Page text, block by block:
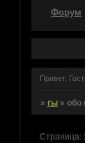
Форум
Привет,
» гы » обо
Страница: